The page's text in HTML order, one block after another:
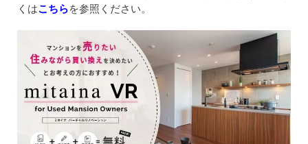
くはこちらを参照ください。